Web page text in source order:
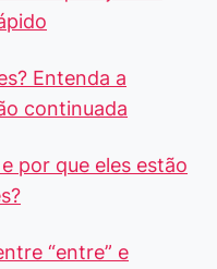
Entenda a
continuada
por que eles estão
“entre” e